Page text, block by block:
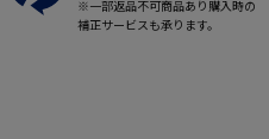
※一部返品不可商品あり購入時の
補正サービスも承ります。